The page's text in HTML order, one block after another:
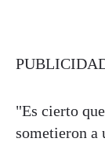
"Es cierto
sometieron a